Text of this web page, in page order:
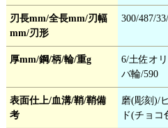
刃長mm/全長mm/刃幅
mm/刃形
300/487/
厚mm/鋼/柄/輪/重g
6/土佐オ
バ輪/590
表面仕上/血溝/鞘/鞘備
考
磨(彫刻)/
ド(チョコ